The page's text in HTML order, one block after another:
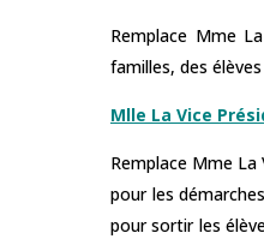
Remplace Mme
familles, des
Mlle La Vice
Remplace Mme La
pour les
pour sortir les